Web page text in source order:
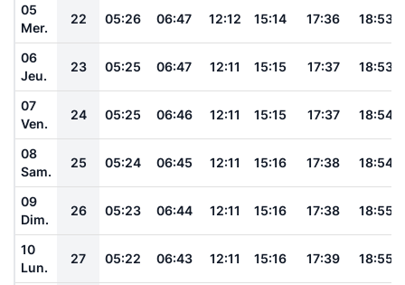
05
Mer.
22 05:26 06:47 12:12 15:14 17:36 18:53
06
Jeu.
23 05:25 06:47 12:11 15:15 17:37 18:53
07
Ven.
24 05:25 06:46 12:11 15:15 17:37 18:54
08
Sam.
25 05:24 06:45 12:11 15:16 17:38 18:54
09
Dim.
26 05:23 06:44 12:11 15:16 17:38 18:55
10
Lun.
27 05:22 06:43 12:11 15:16 17:39 18:55